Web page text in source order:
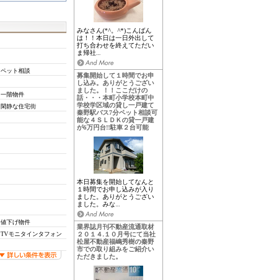
みなさん(*^。^*)こんばん
は！！本日は一日外出して
打ち合わせを終えてただい
ま帰社...
募集開始して１時間でお申
し込み。ありがとうござい
ました。！！ここだけの
話・・・本町小学校本町中
学校学区域の貸し一戸建て
秦野駅バス7分ペット相談可
能な４ＳＬＤＫの貸一戸建
が6万円台!!駐車２台可能
本日募集を開始してなんと
１時間でお申し込みが入り
ました。ありがとうござい
ました。みな...
業界誌月刊不動産流通取材
２０１４.１０月号にて当社
松屋不動産福嶋秀樹の秦野
市での取り組みをご紹介い
ただきました。
ペット相談
一階物件
閑静な住宅街
値下げ物件
TVモニタインタフォン